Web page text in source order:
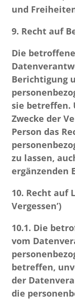
und
9. Recht auf
Die
Berichtigung
sie betreffen.
Zwecke der
Person das
zu lassen,
ergänzenden
10. Recht auf
Vergessen’)
10.1. Die
vom
betreffen,
der
die